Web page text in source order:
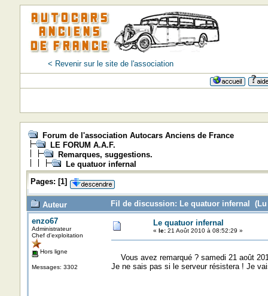
< Revenir sur le site de l'association
Forum de l'association Autocars Anciens de France
LE FORUM A.A.F.
Remarques, suggestions.
Le quatuor infernal
Pages: [1]
Auteur
Fil de discussion: Le quatuor infernal (Lu
enzo67
Administrateur
Chef d'exploitation
Hors ligne
Messages: 3302
Le quatuor infernal
« le:21 Août 2010 à 08:52:29 »
Vous avez remarqué ? samedi 21 août
Je ne sais pas si le serveur résistera ! Je